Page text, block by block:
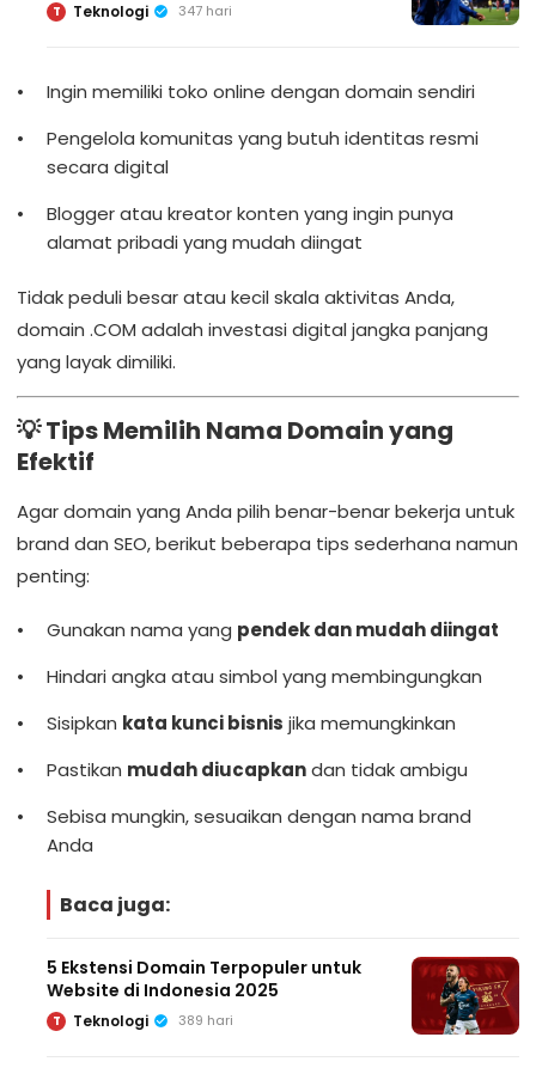
T Teknologi 347 hari
Ingin memiliki toko online dengan domain sendiri
Pengelola komunitas yang butuh identitas resmi
secara digital
Blogger atau kreator konten yang ingin punya
alamat pribadi yang mudah diingat
Tidak peduli besar atau kecil skala aktivitas Anda,
domain .COM adalah investasi digital jangka panjang
yang layak dimiliki.
💡 Tips Memilih Nama Domain yang
Efektif
Agar domain yang Anda pilih benar-benar bekerja untuk
brand dan SEO, berikut beberapa tips sederhana namun
penting:
Gunakan nama yang pendek dan mudah diingat
Hindari angka atau simbol yang membingungkan
Sisipkan kata kunci bisnis jika memungkinkan
Pastikan mudah diucapkandan tidak ambigu
Sebisa mungkin, sesuaikan dengan nama brand
Anda
Baca juga:
5 Ekstensi Domain Terpopuler untuk
Website di Indonesia 2025
T Teknologi 389 hari